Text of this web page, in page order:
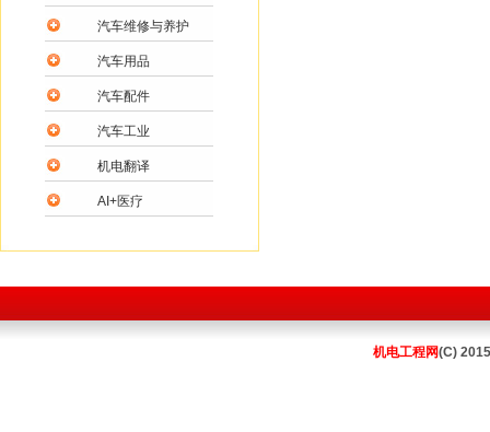
汽车维修与养护
汽车用品
汽车配件
汽车工业
机电翻译
AI+医疗
机电工程网(C)